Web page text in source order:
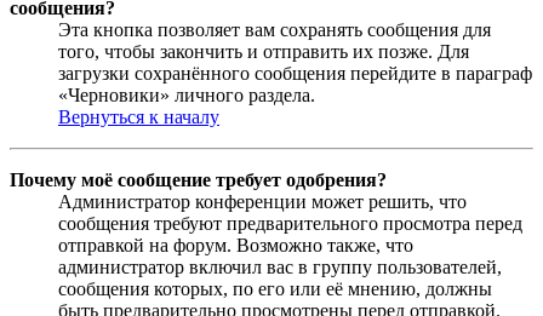
сообщения?
Эта кнопка позволяет вам сохранять сообщения для
того, чтобы закончить и отправить их позже. Для
загрузки сохранённого сообщения перейдите в параграф
«Черновики» личного раздела.
Вернуться к началу
Почему моё сообщение требует одобрения?
Администратор конференции может решить, что
сообщения требуют предварительного просмотра перед
отправкой на форум. Возможно также, что
администратор включил вас в группу пользователей,
сообщения которых, по его или её мнению, должны
быть предварительно просмотрены перед отправкой.